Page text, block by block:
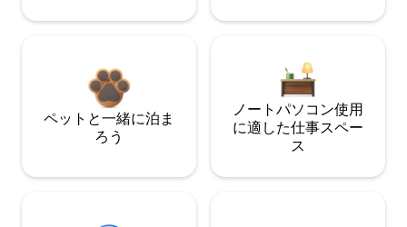
ペットと一緒に泊ま
ろう
ノートパソコン使用
に適した仕事スペー
ス